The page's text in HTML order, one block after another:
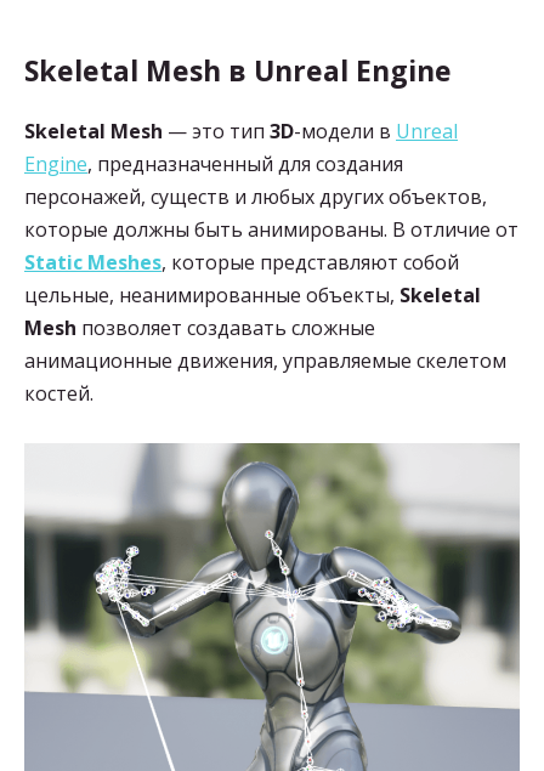
Skeletal Mesh в Unreal Engine
Skeletal Mesh — это тип 3D-модели в Unreal
Engine, предназначенный для создания
персонажей, существ и любых других объектов,
которые должны быть анимированы. В отличие от
Static Meshes, которые представляют собой
цельные, неанимированные объекты, Skeletal
Mesh позволяет создавать сложные
анимационные движения, управляемые скелетом
костей.